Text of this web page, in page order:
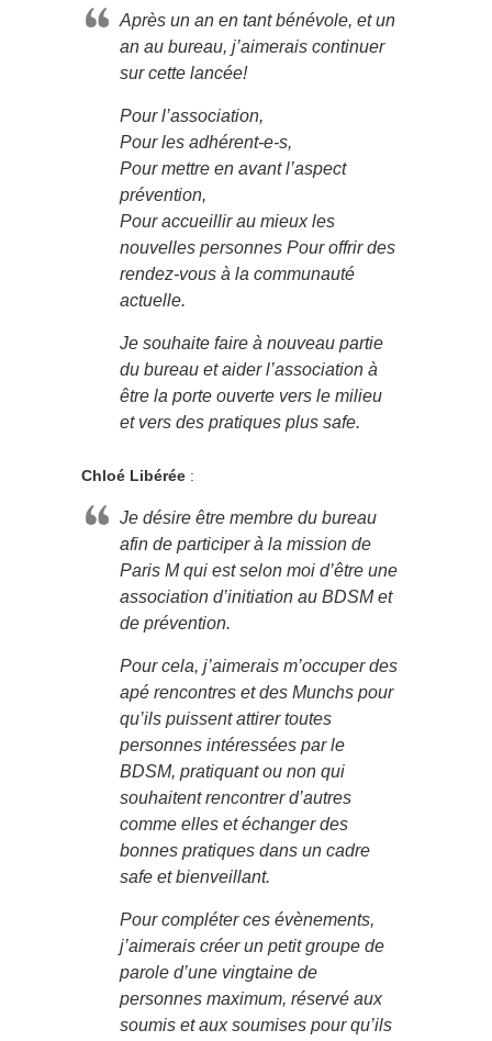
Après un an en tant bénévole, et un
an au bureau, j’aimerais continuer
sur cette lancée!
Pour l’association,
Pour les adhérent-e-s,
Pour mettre en avant l’aspect
prévention,
Pour accueillir au mieux les
nouvelles personnes Pour offrir des
rendez-vous à la communauté
actuelle.
Je souhaite faire à nouveau partie
du bureau et aider l’association à
être la porte ouverte vers le milieu
et vers des pratiques plus safe.
Chloé Libérée :
Je désire être membre du bureau
afin de participer à la mission de
Paris M qui est selon moi d’être une
association d’initiation au BDSM et
de prévention.
Pour cela, j’aimerais m’occuper des
apé rencontres et des Munchs pour
qu’ils puissent attirer toutes
personnes intéressées par le
BDSM, pratiquant ou non qui
souhaitent rencontrer d’autres
comme elles et échanger des
bonnes pratiques dans un cadre
safe et bienveillant.
Pour compléter ces évènements,
j’aimerais créer un petit groupe de
parole d’une vingtaine de
personnes maximum, réservé aux
soumis et aux soumises pour qu’ils